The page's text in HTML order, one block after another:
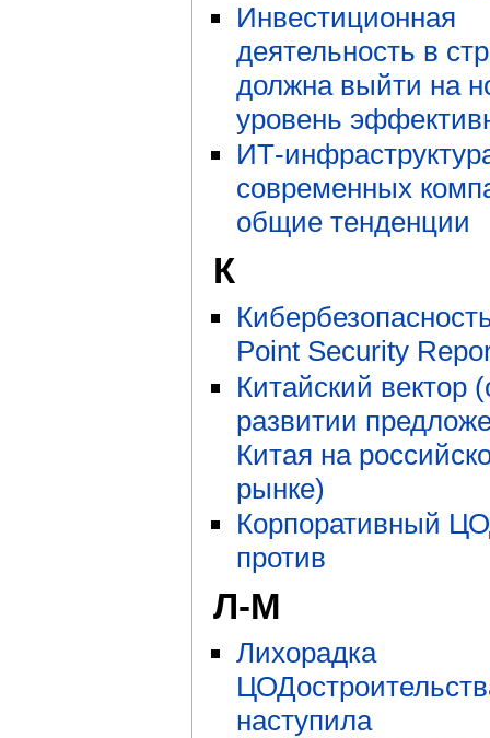
Инвестиционная
деятельность в
должна выйти на
уровень
ИТ-
современных
общие тенденции
К
Point Security
Китайский вектор
развитии
Китая на
рынке)
Корпоративный
против
Л-М
Лихорадка
наступила